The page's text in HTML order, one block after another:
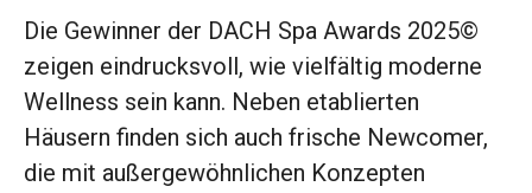
Die Gewinner der DACH Spa Awards 2025©
zeigen eindrucksvoll, wie vielfältig moderne
Wellness sein kann. Neben etablierten
Häusern finden sich auch frische Newcomer,
die mit außergewöhnlichen Konzepten